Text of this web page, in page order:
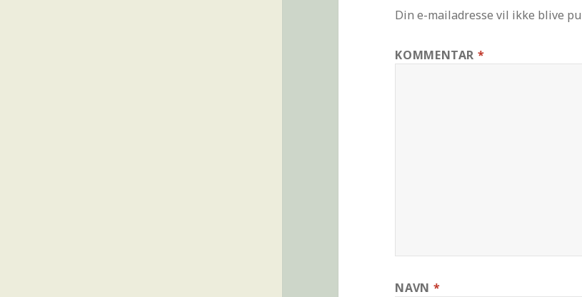
Din e-mailadresse vil ikke blive
KOMMENTAR *
NAVN *